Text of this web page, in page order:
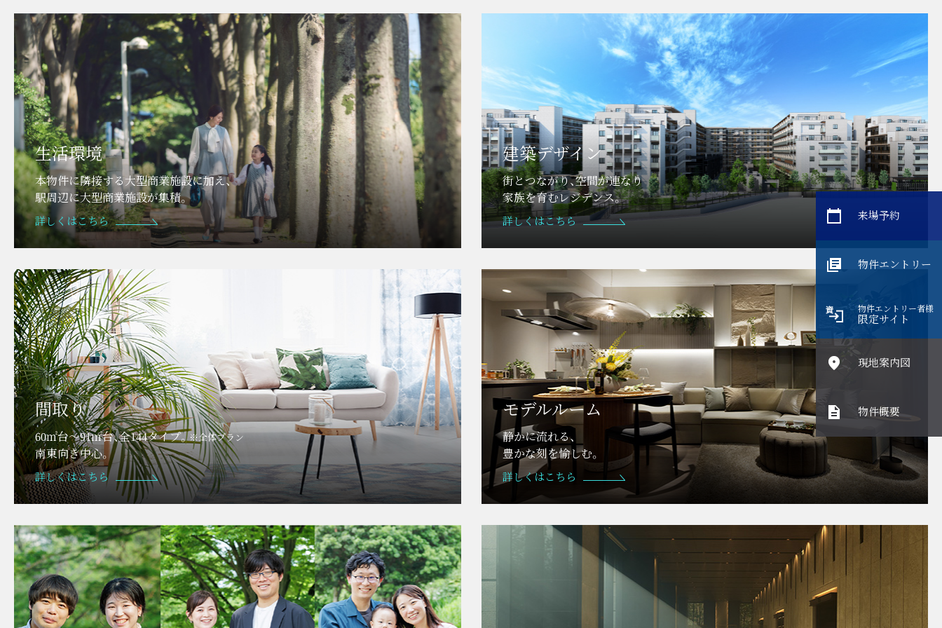
生活環境
本物件に隣接する大型商業施設に加え、
駅周辺に大型商業施設が集積。
詳しくはこちら
建築デザイン
街とつながり、空間が連なり
家族を育むレジデンス。
詳しくはこちら
間取り
60㎡台〜91㎡台、全144タイプ。 ※全体プラン
南東向き中心。
詳しくはこちら
モデルルーム
静かに流れる、
豊かな刻を愉しむ。
詳しくはこちら
来場予約
物件エントリー
物件エントリー者様
限定サイト
現地案内図
物件概要